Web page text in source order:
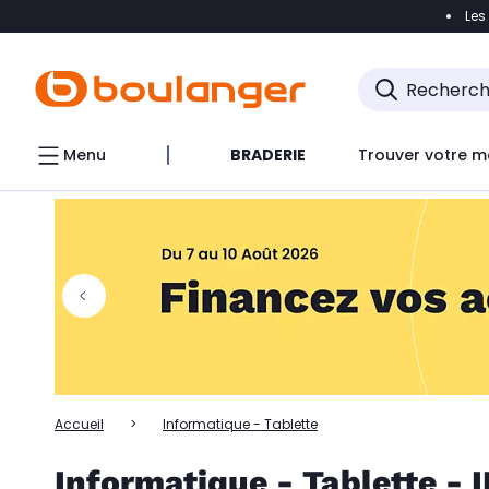
Accéder
Accéder directement au chatbot
Menu BRADERIE Trouver votre
Accueil Informatique - Tablette